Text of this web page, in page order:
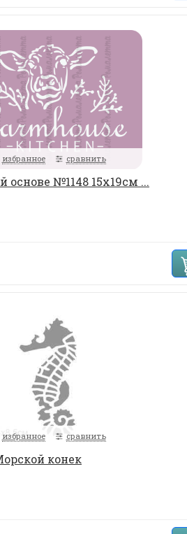
избранное сравнить
основе №1148 15х19см ...
избранное сравнить
конек